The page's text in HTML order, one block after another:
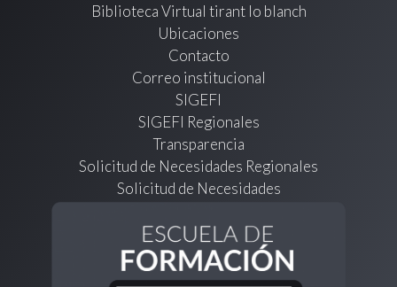
Biblioteca Virtual tirant lo blanch
Ubicaciones
Contacto
Correo institucional
SIGEFI
SIGEFI Regionales
Transparencia
Solicitud de Necesidades Regionales
Solicitud de Necesidades